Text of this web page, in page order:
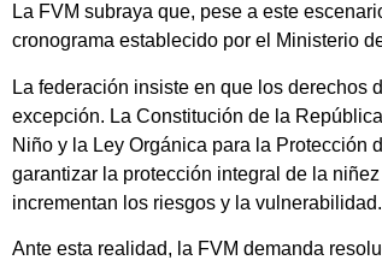
La FVM subraya que, pese a este
cronograma establecido por el Ministerio
La federación insiste en que los derechos
excepción. La Constitución de la
Niño y la Ley Orgánica para la Protección
garantizar la protección integral de la
incrementan los riesgos y la vulnerabilidad.
Ante esta realidad, la FVM demanda